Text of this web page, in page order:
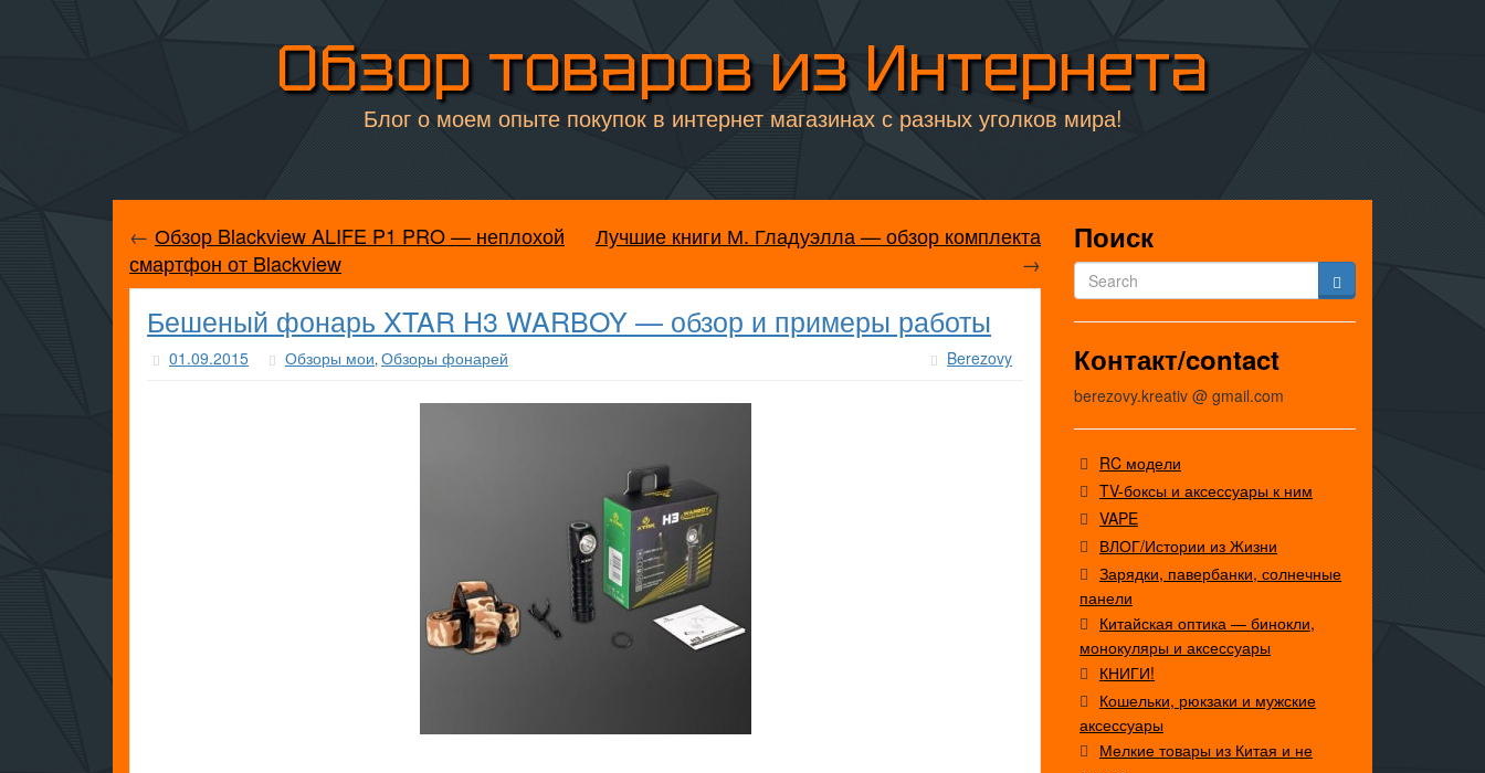
Обзор товаров из Интернета
Блог о моем опыте покупок в интернет магазинах с разных уголков мира!
← Обзор Blackview ALIFE P1 PRO — неплохой
смартфон от Blackview
Лучшие книги М. Гладуэлла — обзор комплекта
→
Бешеный фонарь XTAR H3 WARBOY — обзор и примеры работы
01.09.2015 Обзоры мои, Обзоры фонарей Berezovy
Поиск
Контакт/contact
berezovy.kreativ @ gmail.com
RC модели
TV-боксы и аксессуары к ним
VAPE
ВЛОГ/Истории из Жизни
Зарядки, павербанки, солнечные
панели
Китайская оптика — бинокли,
монокуляры и аксессуары
КНИГИ!
Кошельки, рюкзаки и мужские
аксессуары
Мелкие товары из Китая и не